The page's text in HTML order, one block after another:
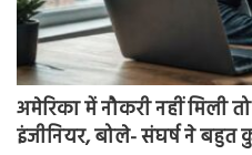
अमेरिका में नौकरी नहीं मिली
इंजीनियर, बोले- संघर्ष ने बहुत